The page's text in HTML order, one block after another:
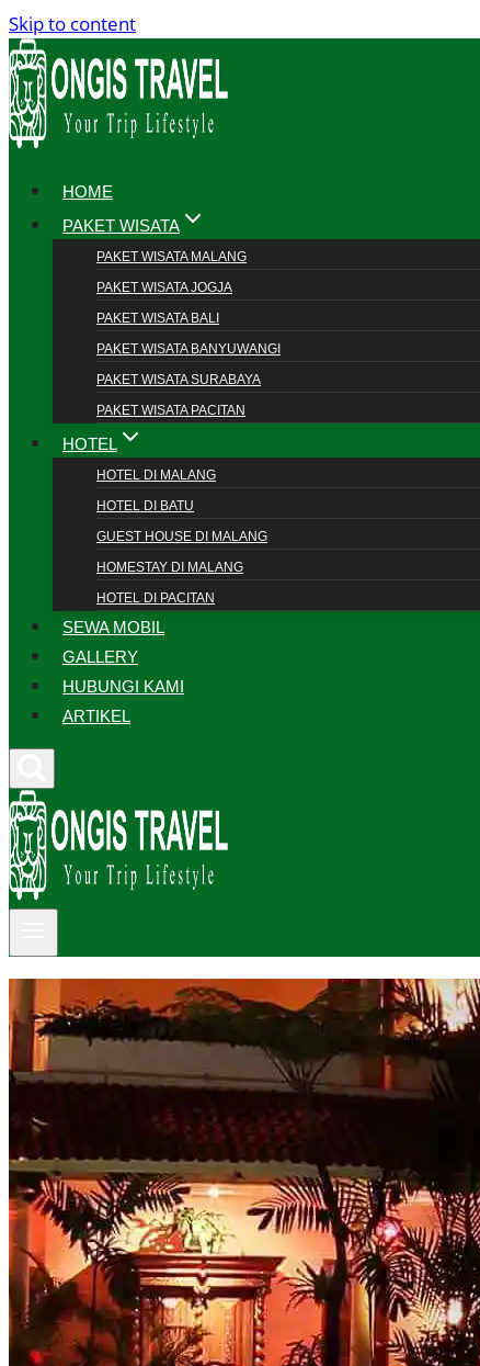
Skip to content
HOME
PAKET WISATA
PAKET WISATA MALANG
PAKET WISATA JOGJA
PAKET WISATA BALI
PAKET WISATA BANYUWANGI
PAKET WISATA SURABAYA
PAKET WISATA PACITAN
HOTEL
HOTEL DI MALANG
HOTEL DI BATU
GUEST HOUSE DI MALANG
HOMESTAY DI MALANG
HOTEL DI PACITAN
SEWA MOBIL
GALLERY
HUBUNGI KAMI
ARTIKEL